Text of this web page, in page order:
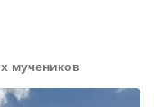
мучеников